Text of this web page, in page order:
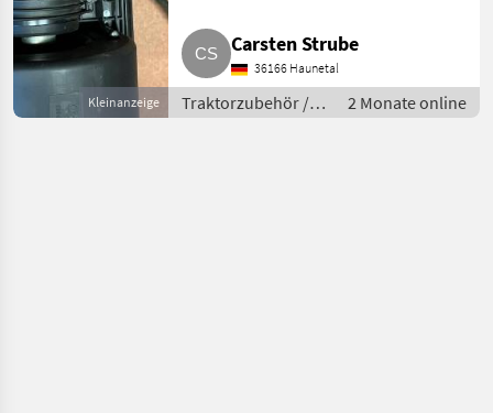
Kleinanzeige
die volle Leistung. Vielleicht
etwas für Bastler. Ich verkaufe
nicht ge
Carsten Strube
36166 Haunetal
Traktorzubehör /
Traktormotor
2 Monate online